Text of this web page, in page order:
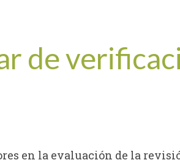
de
en la evaluación de la